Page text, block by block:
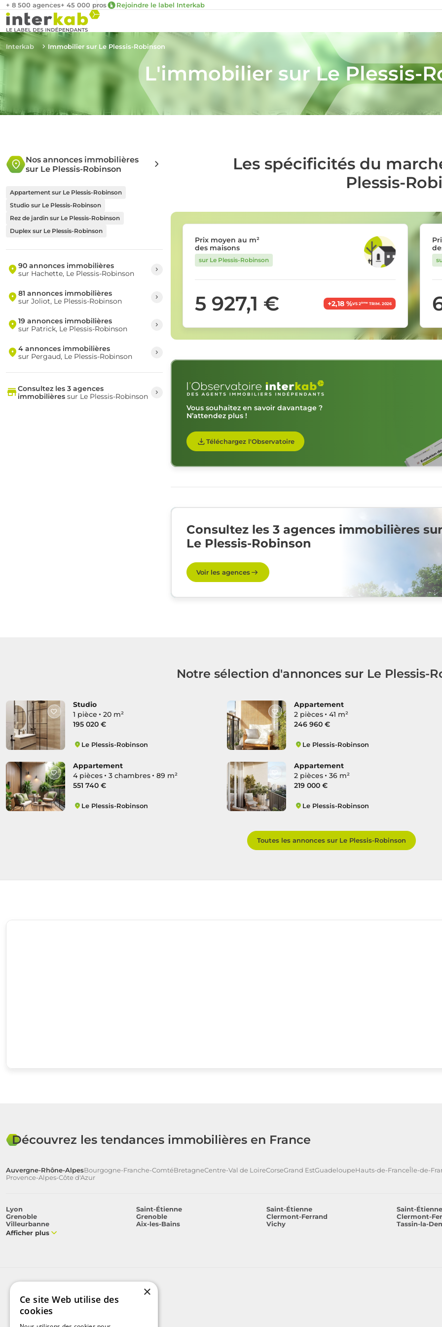
+ 8 500 agences+ 45 000 pros Rejoindre le label Interkab
Interkab Immobilier sur Le Plessis-Robinson
L'immobilier sur Le Plessis-
Nos annonces immobilières
sur Le Plessis-Robinson
Appartement sur Le Plessis-Robinson
Studio sur Le Plessis-Robinson
Rez de jardin sur Le Plessis-Robinson
Duplex sur Le Plessis-Robinson
90 annonces immobilières
sur Hachette, Le Plessis-Robinson
81 annonces immobilières
sur Joliot, Le Plessis-Robinson
19 annonces immobilières
sur Patrick, Le Plessis-Robinson
4 annonces immobilières
sur Pergaud, Le Plessis-Robinson
Consultez les 3 agences
immobilièressur Le Plessis-Robinson
Les spécificités du
Plessis-
Prix moyen au m²
des maisons
sur Le Plessis-Robinson
5 927,1 € +2,18 %VS 2ème TRIM. 2026
Vous souhaitez en savoir davantage ?
N’attendez plus !
Téléchargez l'Observatoire
Consultez les 3 agences immobilières sur
Le Plessis-Robinson
Voir les agences
Notre sélection d'annonces sur Le Plessis-
Studio
1 pièce
20 m²
195 020 €
Le Plessis-Robinson
Appartement
2 pièces
41 m²
246 960 €
Le Plessis-Robinson
Appartement
4 pièces
3 chambres
89 m²
551 740 €
Le Plessis-Robinson
Appartement
2 pièces
36 m²
219 000 €
Le Plessis-Robinson
Toutes les annonces sur Le Plessis-Robinson
Découvrez les tendances immobilières en France
Auvergne-Rhône-AlpesBourgogne-Franche-ComtéBretagneCentre-Val de LoireCorseGrand EstGuadeloupeHauts-de-FranceÎle-de-
Provence-Alpes-Côte d'Azur
Lyon Saint-Étienne Saint-Étienne
Saint-
Grenoble
Grenoble Clermont-Ferrand
Clermont-
Villeurbanne
Aix-les-Bains Vichy
Tassin-la-
Afficher plus
×
Ce site Web utilise des
cookies